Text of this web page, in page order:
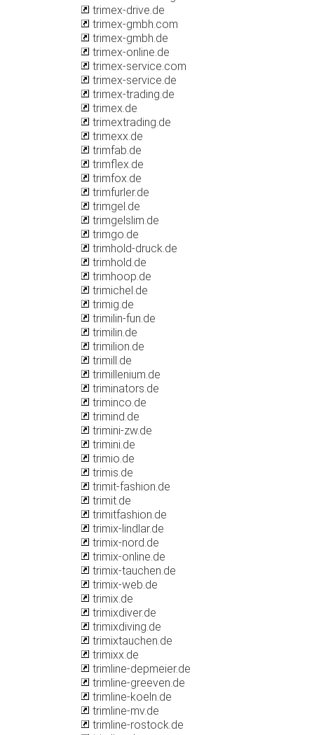
trimex-drive.de
trimex-gmbh.com
trimex-gmbh.de
trimex-online.de
trimex-service.com
trimex-service.de
trimex-trading.de
trimex.de
trimextrading.de
trimexx.de
trimfab.de
trimflex.de
trimfox.de
trimfurler.de
trimgel.de
trimgelslim.de
trimgo.de
trimhold-druck.de
trimhold.de
trimhoop.de
trimichel.de
trimig.de
trimilin-fun.de
trimilin.de
trimilion.de
trimill.de
trimillenium.de
triminators.de
triminco.de
trimind.de
trimini-zw.de
trimini.de
trimio.de
trimis.de
trimit-fashion.de
trimit.de
trimitfashion.de
trimix-lindlar.de
trimix-nord.de
trimix-online.de
trimix-tauchen.de
trimix-web.de
trimix.de
trimixdiver.de
trimixdiving.de
trimixtauchen.de
trimixx.de
trimline-depmeier.de
trimline-greeven.de
trimline-koeln.de
trimline-mv.de
trimline-rostock.de